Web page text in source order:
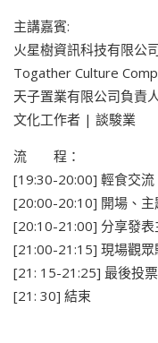
主講嘉賓:
火星樹資訊科技有限公
Togather Culture
天子置業有限公司負責
文化工作者 | 談駿業
流 程：
[19:30-20:00] 輕食交流
[20:00-20:10] 開場、主
[20:10-21:00] 分享發
[21:00-21:15] 現場觀眾
[21: 15-21:25] 最後投
[21: 30] 結束